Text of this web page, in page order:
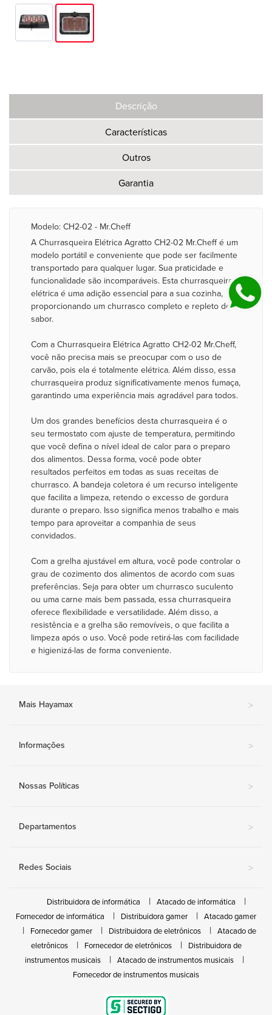
Descrição
Características
Outros
Garantia
Modelo: CH2-02 - Mr.Cheff
A Churrasqueira Elétrica Agratto CH2-02 Mr.Cheff é um
modelo portátil e conveniente que pode ser facilmente
transportado para qualquer lugar. Sua praticidade e
funcionalidade são incomparáveis. Esta churrasqueira
elétrica é uma adição essencial para a sua cozinha,
proporcionando um churrasco completo e repleto de
sabor.
Com a Churrasqueira Elétrica Agratto CH2-02 Mr.Cheff,
você não precisa mais se preocupar com o uso de
carvão, pois ela é totalmente elétrica. Além disso, essa
churrasqueira produz significativamente menos fumaça,
garantindo uma experiência mais agradável para todos.
Um dos grandes benefícios desta churrasqueira é o
seu termostato com ajuste de temperatura, permitindo
que você defina o nível ideal de calor para o preparo
dos alimentos. Dessa forma, você pode obter
resultados perfeitos em todas as suas receitas de
churrasco. A bandeja coletora é um recurso inteligente
que facilita a limpeza, retendo o excesso de gordura
durante o preparo. Isso significa menos trabalho e mais
tempo para aproveitar a companhia de seus
convidados.
Com a grelha ajustável em altura, você pode controlar o
grau de cozimento dos alimentos de acordo com suas
preferências. Seja para obter um churrasco suculento
ou uma carne mais bem passada, essa churrasqueira
oferece flexibilidade e versatilidade. Além disso, a
resistência e a grelha são removíveis, o que facilita a
limpeza após o uso. Você pode retirá-las com facilidade
e higienizá-las de forma conveniente.
Mais Hayamax >
Informações >
Nossas Políticas >
Departamentos >
Redes Sociais >
Distribuidora de informática
Atacado de informática
Fornecedor de informática
Distribuidora gamer
Atacado gamer
Fornecedor gamer
Distribuidora de eletrônicos
Atacado de
eletrônicos
Fornecedor de eletrônicos
Distribuidora de
instrumentos musicais
Atacado de instrumentos musicais
Fornecedor de instrumentos musicais